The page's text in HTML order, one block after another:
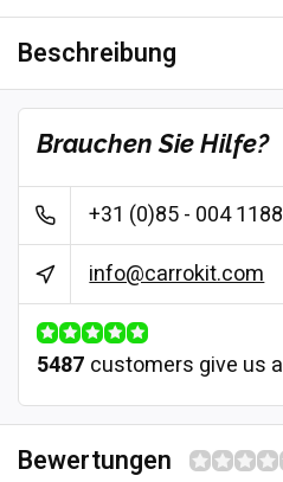
Beschreibung
Brauchen Sie Hilfe?
+31 (0)85 - 004 1188
info@carrokit.com
5487 customers give us a
Bewertungen